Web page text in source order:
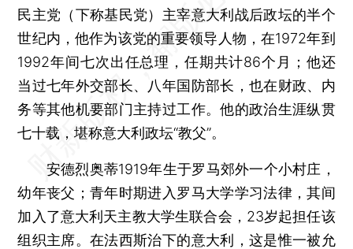
民主党（下称基民党）主宰意大利战后政坛的半个
世纪内，他作为该党的重要领导人物，在1972年到
1992年间七次出任总理，任期共计86个月；他还
当过七年外交部长、八年国防部长，也在财政、内
务等其他机要部门主持过工作。他的政治生涯纵贯
七十载，堪称意大利政坛“教父”。
安德烈奥蒂1919年生于罗马郊外一个小村庄，
幼年丧父；青年时期进入罗马大学学习法律，其间
加入了意大利天主教大学生联合会，23岁起担任该
组织主席。在法西斯治下的意大利，这是惟一被允